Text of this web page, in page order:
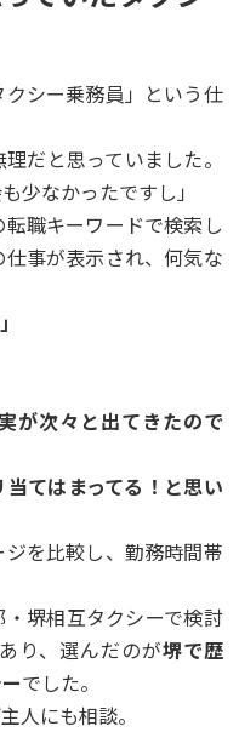
シー乗務員」という仕
だと思っていました。
少なかったですし」
職キーワードで検索し
事が表示され、何気な
が次々と出てきたので
当てはまってる！と思い
を比較し、勤務時間帯
堺相互タクシーで検討
り、選んだのが堺で歴
でした。
人にも相談。